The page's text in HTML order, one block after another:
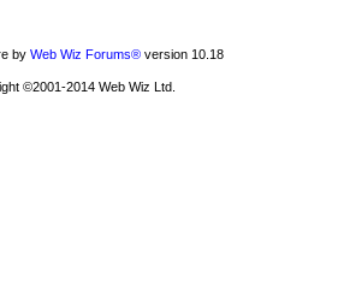
by Web Wiz Forums®version 10.18
©2001-2014 Web Wiz Ltd.